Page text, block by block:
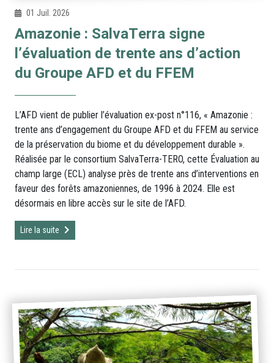
01 Juil. 2026
Amazonie : SalvaTerra signe
l’évaluation de trente ans d’action
du Groupe AFD et du FFEM
L’AFD vient de publier l’évaluation ex-post n°116, « Amazonie :
trente ans d’engagement du Groupe AFD et du FFEM au service
de la préservation du biome et du développement durable ».
Réalisée par le consortium SalvaTerra-TERO, cette Évaluation au
champ large (ECL) analyse près de trente ans d’interventions en
faveur des forêts amazoniennes, de 1996 à 2024. Elle est
désormais en libre accès sur le site de l’AFD.
Lire la suite